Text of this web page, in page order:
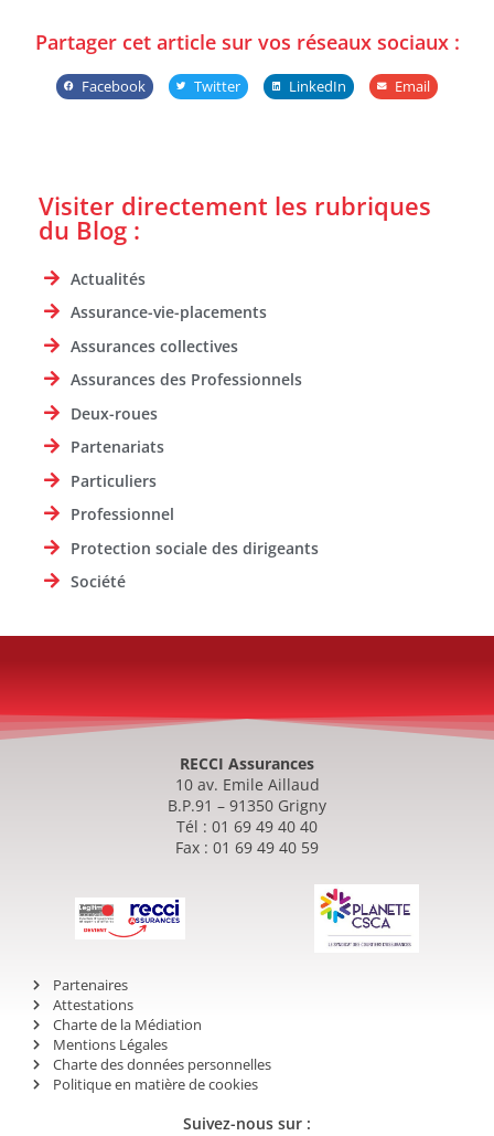
Partager cet article sur vos réseaux sociaux :
Facebook Twitter LinkedIn Email
Visiter directement les rubriques
du Blog :
Actualités
Assurance-vie-placements
Assurances collectives
Assurances des Professionnels
Deux-roues
Partenariats
Particuliers
Professionnel
Protection sociale des dirigeants
Société
RECCI Assurances
10 av. Emile Aillaud
B.P.91 – 91350 Grigny
Tél : 01 69 49 40 40
Fax : 01 69 49 40 59
Partenaires
Attestations
Charte de la Médiation
Mentions Légales
Charte des données personnelles
Politique en matière de cookies
Suivez-nous sur :